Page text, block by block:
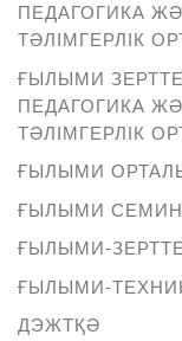
ПЕДАГОГИКА
ТӘЛІМГЕРЛІК
ҒЫЛЫМИ
ПЕДАГОГИКА
ТӘЛІМГЕРЛІК
ҒЫЛЫМИ
ҒЫЛЫМИ
ҒЫЛЫМИ-
ҒЫЛЫМИ-
ДЭЖТҚӘ